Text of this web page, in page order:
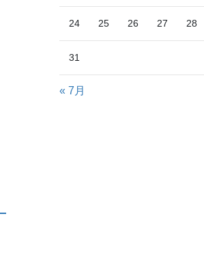
24 25 26 27 28
31
« 7月